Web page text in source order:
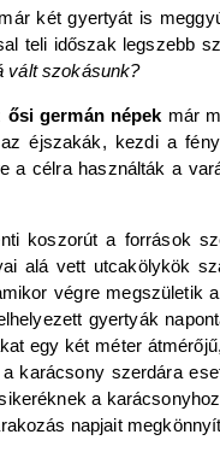
két gyertyát is
teli időszak legszebb
vált szokásunk?
ősi germán népek már
éjszakák, kezdi a
a célra használták a
koszorút a források
alá vett utcakölykök
végre megszületik
gyertyák
egy két méter
karácsony szerdára
a
napjait